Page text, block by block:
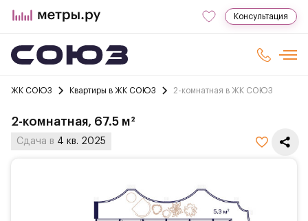
Консультация
ЖК СОЮЗ Квартиры в ЖК СОЮЗ 2-комнатная в ЖК СОЮЗ
2-комнатная, 67.5 м²
Сдача в 4 кв. 2025